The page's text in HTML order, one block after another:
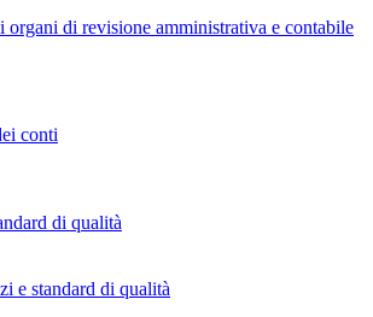
organi di revisione amministrativa e contabile
conti
di qualità
e standard di qualità